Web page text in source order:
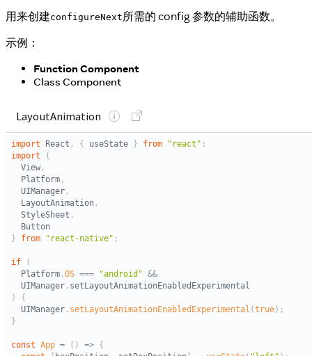
用来创建configureNext所需的 config 参数的辅助函数。
示例：
Function Component
Class Component